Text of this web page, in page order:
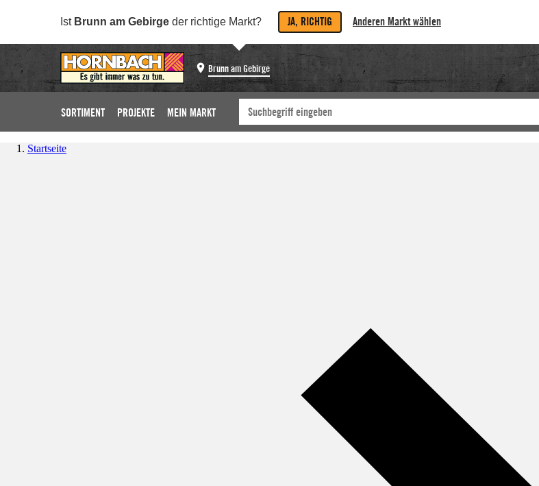
Ist Brunn am Gebirge der richtige Markt? JA, RICHTIG Anderen Markt wählen
Brunn am Gebirge
SORTIMENT PROJEKTE MEIN MARKT
Startseite